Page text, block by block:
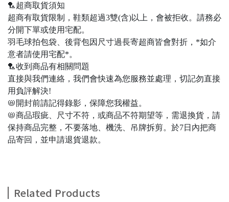
🏸超商取貨須知
超商有取貨限制，鞋類超過3雙(含)以上，會被拒收。請務必
分開下單或使用宅配。
羽毛球拍包袋、後背包因尺寸過長寄超商皆會對折，*如介
意者請使用宅配*。
🏸收到商品有相關問題
直接與我們連絡，我們會快速為您服務並處理，切記勿直接
用負評解決!
📛開封前請記得錄影，保障您我權益。
📛商品瑕疵、尺寸不符，或商品不符期望等，需退換貨，請
保持商品完整，不要落地、機洗、吊牌拆剪。於7日內把商
品寄回，並申請退貨退款。
Related Products